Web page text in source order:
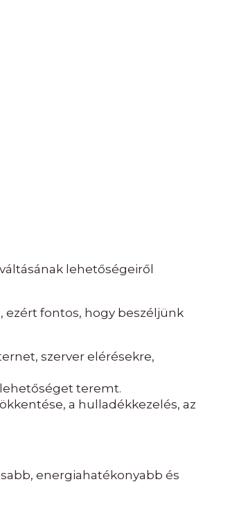
lehetőségeiről
ezért fontos, hogy beszéljünk
szerver elérésekre,
teremt.
a hulladékkezelés, az
energiahatékonyabb és